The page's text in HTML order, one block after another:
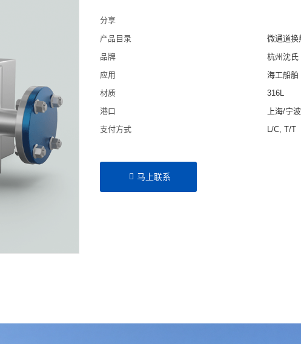
分享
产品目录
微通道换
品牌
杭州沈氏
应用
海工船舶
材质
316L
港口
上海/宁波
支付方式
L/C, T/T
马上联系